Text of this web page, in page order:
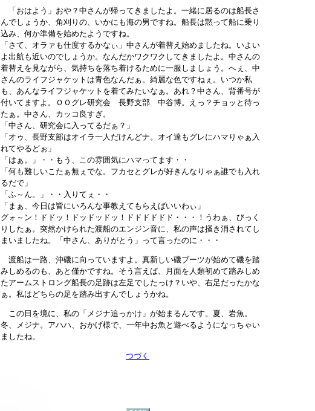
「おはよう」おや？中さんが帰ってきましたよ。一緒に居るのは船長さ
んでしょうか、角刈りの、いかにも海の男ですね。船長は黙って船に乗り
込み、何か準備を始めたようですね。
「さて、オラァも仕度するかなぃ」中さんが着替え始めましたね。いよい
よ出航も近いのでしょうか。なんだかワクワクしてきましたよ。中さんの
着替えを見ながら、気持ちを落ち着けるために一服しましょう。へぇ、中
さんのライフジャケットは青色なんだぁ。綺麗な色ですねぇ。いつか私
も、あんなライフジャケットを着てみたいなぁ。あれ？中さん、背番号が
付いてますよ。ＯＯグレ研究会 長野支部 中谷博。えっ？チョッと待っ
たぁ。中さん、カッコ良すぎ。
「中さん、研究会に入ってるだぁ？」
「オゥ、長野支部はオイラ一人だけんどナ。オイ達もグレにハマりゃぁ入
れてやるどぉ」
「はぁ。」・・もう、この雰囲気にハマってます・・
「何も難しいこたぁ無ぇでな。フカセとグレが好きんなりゃぁ誰でも入れ
るだで」
「ふ～ん。」・・入りてぇ・・
「まぁ、今日は皆にいろんな事教えてもらえばいいわぃ」
グォ～ン！ドドッ！ドッドッドッ！ドドドドドド・・・！うわぁ、びっく
りしたぁ。突然かけられた渡船のエンジン音に、私の声は掻き消されてし
まいましたね。「中さん、ありがとう」って言ったのに・・・
渡船は一路、沖磯に向っていますよ。真新しい磯ブーツが始めて磯を踏
みしめるのも、あと僅かですね。そう言えば、月面を人類初めて踏みしめ
たアームストロング船長の足跡は左足でしたっけ？いや、右足だったかな
ぁ。私はどちらの足を踏み出すんでしょうかね。
この日を境に、私の「メジナ追っかけ」が始まるんです。夏、岩魚。
冬、メジナ。アハハ、おかげ様で、一年中お魚と遊べるようになっちゃい
ましたね。
つづく